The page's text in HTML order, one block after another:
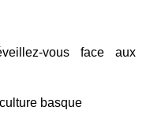
vous face aux
basque